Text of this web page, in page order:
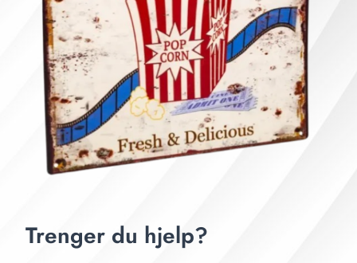
Trenger du hjelp?